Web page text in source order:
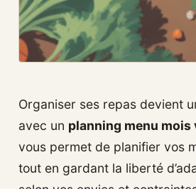
Organiser ses repas devient
avec un planning menu mois
vous permet de planifier vos
tout en gardant la liberté